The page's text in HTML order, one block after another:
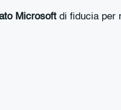
Microsoft di fiducia per